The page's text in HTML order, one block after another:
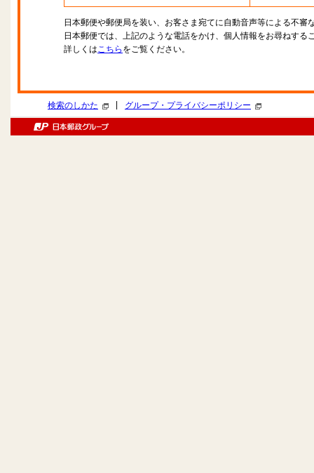
日本郵便や郵便局を装い、お客さま宛てに自動音声等による不審
日本郵便では、上記のような電話をかけ、個人情報をお尋ねする
詳しくはこちら をご覧ください。
検索のしかた グループ・プライバシーポリシー